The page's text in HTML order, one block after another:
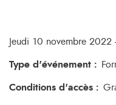
Jeudi 10 novembre
Type d'événement :
Conditions d'accès :